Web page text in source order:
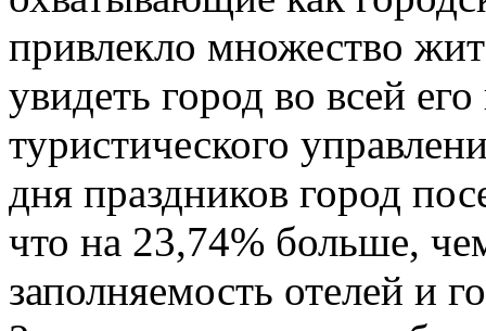
привлекло множество
увидеть город во всей
туристического
дня праздников город
что на 23,74% больше,
заполняемость отелей и